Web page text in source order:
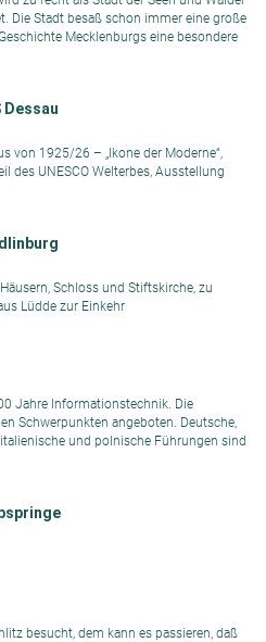
Die Stadt besaß schon immer eine große
Mecklenburgs eine besondere
Dessau
von 1925/26 – „Ikone der Moderne“,
des UNESCO Welterbes, Ausstellung
Schloss und Stiftskirche, zu
Lüdde zur Einkehr
Jahre Informationstechnik. Die
Schwerpunkten angeboten. Deutsche,
und polnische Führungen sind
besucht, dem kann es passieren, daß